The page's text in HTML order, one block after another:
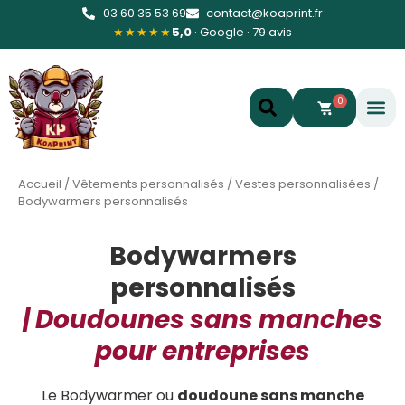
03 60 35 53 69
contact@koaprint.fr
★★★★★5,0 · Google · 79 avis
0
Accueil /Vêtements personnalisés /Vestes personnalisées /
Bodywarmers personnalisés
Bodywarmers
personnalisés
| Doudounes sans manches
pour entreprises
Le Bodywarmer ou doudounesans manche